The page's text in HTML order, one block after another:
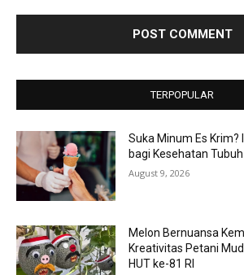
TERPOPULAR
Suka Minum Es
bagi Kesehatan Tubuh
August 9, 2026
Melon Bernuansa
Kreativitas Petani
HUT ke-81 RI